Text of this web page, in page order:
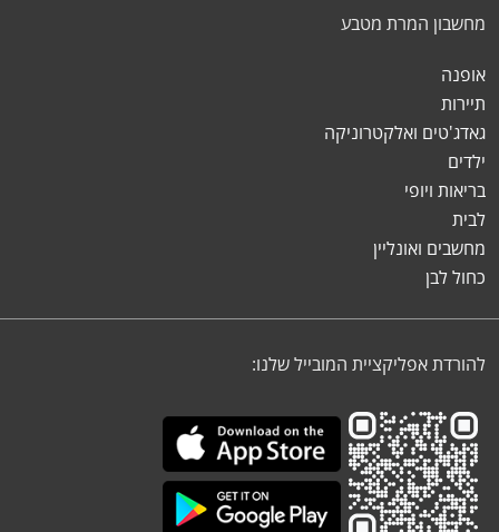
מחשבון המרת מטבע
אופנה
תיירות
גאדג'טים ואלקטרוניקה
ילדים
בריאות ויופי
לבית
מחשבים ואונליין
כחול לבן
להורדת אפליקציית המובייל שלנו: